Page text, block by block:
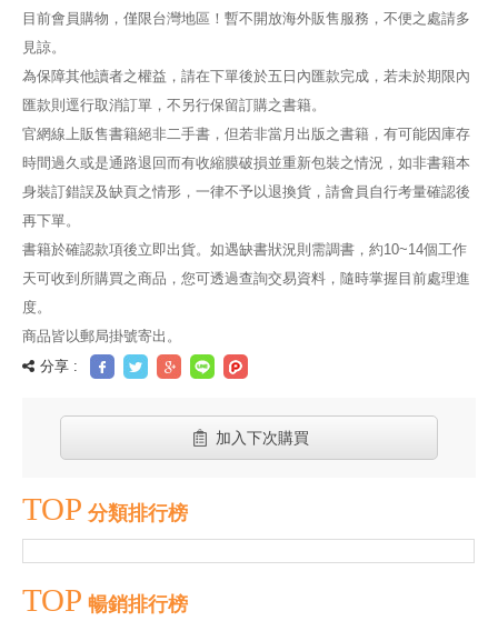
目前會員購物，僅限台灣地區！暫不開放海外販售服務，不便之處請多
見諒。
為保障其他讀者之權益，請在下單後於五日內匯款完成，若未於期限內
匯款則逕行取消訂單，不另行保留訂購之書籍。
官網線上販售書籍絕非二手書，但若非當月出版之書籍，有可能因庫存
時間過久或是通路退回而有收縮膜破損並重新包裝之情況，如非書籍本
身裝訂錯誤及缺頁之情形，一律不予以退換貨，請會員自行考量確認後
再下單。
書籍於確認款項後立即出貨。如遇缺書狀況則需調書，約10~14個工作
天可收到所購買之商品，您可透過查詢交易資料，隨時掌握目前處理進
度。
商品皆以郵局掛號寄出。
分享 :
加入下次購買
TOP 分類排行榜
TOP 暢銷排行榜